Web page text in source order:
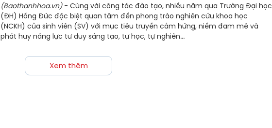
(Baothanhhoa.vn)- Cùng với công tác đào tạo, nhiều năm qua Trường Đại học
(ĐH) Hồng Đức đặc biệt quan tâm đến phong trào nghiên cứu khoa học
(NCKH) của sinh viên (SV) với mục tiêu truyền cảm hứng, niềm đam mê và
phát huy năng lực tư duy sáng tạo, tự học, tự nghiên...
Xem thêm